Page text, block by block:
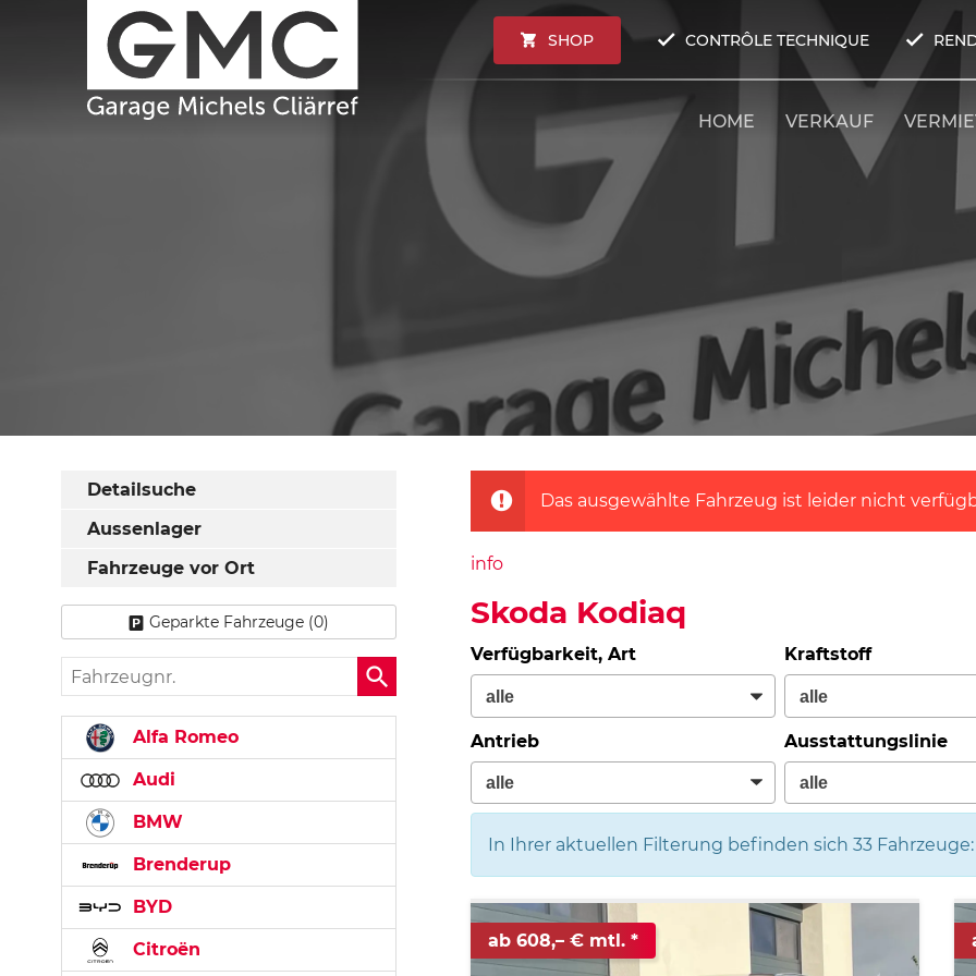
SHOP CONTRÔLE TECHNIQUE
HOME VERKAUF
Das ausgewählte Fahrzeug ist leider nicht
info
Skoda Kodiaq
Verfügbarkeit, Art Kraftstoff
Antrieb Ausstattungslinie
In Ihrer aktuellen Filterung befinden sich 33Fahrzeuge:
ab 608,– € mtl.
Detailsuche
Aussenlager
Fahrzeuge vor Ort
Geparkte Fahrzeuge (0)
Fahrzeugnr.
Alfa Romeo
Audi
BMW
Brenderup
BYD
Citroën